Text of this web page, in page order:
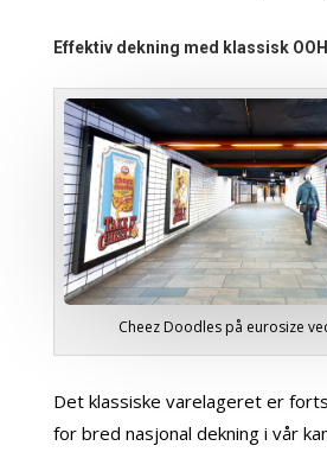
Effektiv dekning med klassisk OOH
Cheez Doodles på eurosize
Det klassiske varelageret er
for bred nasjonal dekning i vår